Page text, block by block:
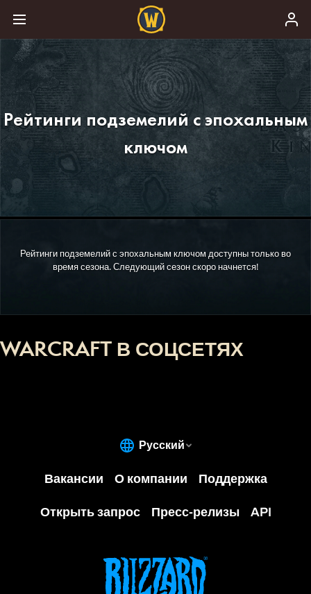
Рейтинги подземелий с эпохальным
ключом
Рейтинги подземелий с эпохальным ключом доступны только во
время сезона. Следующий сезон скоро начнется!
WARCRAFT В СОЦСЕТЯХ